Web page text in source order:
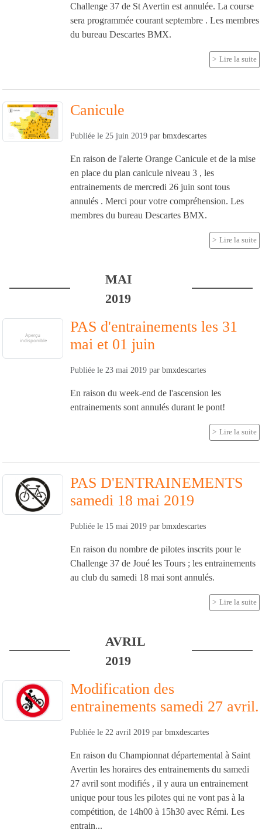
Challenge 37 de St Avertin est annulée. La course
sera programmée courant septembre . Les membres
du bureau Descartes BMX.
Lire la suite
Canicule
Publiée le 25 juin 2019 par bmxdescartes
En raison de l'alerte Orange Canicule et de la mise
en place du plan canicule niveau 3 , les
entrainements de mercredi 26 juin sont tous
annulés . Merci pour votre compréhension. Les
membres du bureau Descartes BMX.
Lire la suite
MAI
2019
PAS d'entrainements les 31
mai et 01 juin
Publiée le 23 mai 2019 par bmxdescartes
En raison du week-end de l'ascension les
entrainements sont annulés durant le pont!
Lire la suite
PAS D'ENTRAINEMENTS
samedi 18 mai 2019
Publiée le 15 mai 2019 par bmxdescartes
En raison du nombre de pilotes inscrits pour le
Challenge 37 de Joué les Tours ; les entrainements
au club du samedi 18 mai sont annulés.
Lire la suite
AVRIL
2019
Modification des
entrainements samedi 27 avril.
Publiée le 22 avril 2019 par bmxdescartes
En raison du Championnat départemental à Saint
Avertin les horaires des entrainements du samedi
27 avril sont modifiés , il y aura un entrainement
unique pour tous les pilotes qui ne vont pas à la
compétition, de 14h00 à 15h30 avec Rémi. Les
entrain...